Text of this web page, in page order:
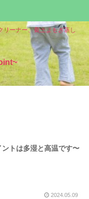
リーナー、黄土よもぎ蒸し
トは多湿と高温です〜
2024.05.09